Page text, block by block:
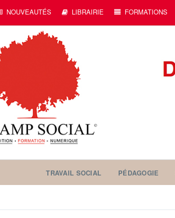
NOUVEAUTÉS LIBRAIRIE FORMATIONS
TRAVAIL SOCIAL PÉDAGOGIE